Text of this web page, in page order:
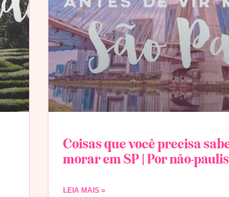
Coisas que você precisa
morar em SP | Por não-
LEIA MAIS »